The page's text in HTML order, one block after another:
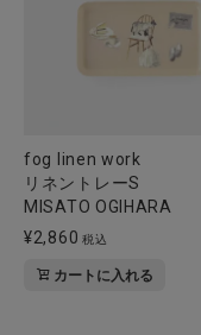
ブランド
fog linen work
リネントレーS
MISATO OGIHARA
¥2,860 税込
カートに入れる